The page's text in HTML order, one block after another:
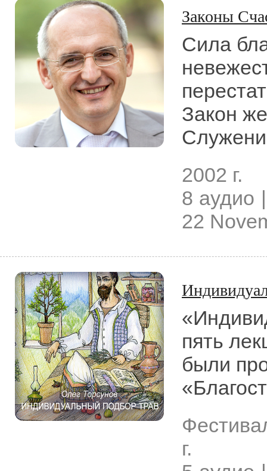
Законы
Сила
Закон
2002 г.
8 аудио
22
пять
были
г.